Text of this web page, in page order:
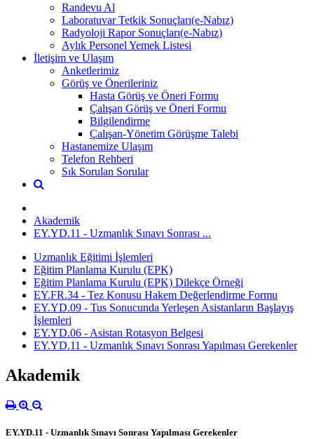
Randevu Al
Laboratuvar Tetkik Sonuçları(e-Nabız)
Radyoloji Rapor Sonuçları(e-Nabız)
Aylık Personel Yemek Listesi
İletişim ve Ulaşım
Anketlerimiz
Görüş ve Önerileriniz
Hasta Görüş ve Öneri Formu
Çalışan Görüş ve Öneri Formu
Bilgilendirme
Çalışan-Yönetim Görüşme Talebi
Hastanemize Ulaşım
Telefon Rehberi
Sık Sorulan Sorular
Akademik
EY.YD.11 - Uzmanlık Sınavı Sonrası ...
Uzmanlık Eğitimi İşlemleri
Eğitim Planlama Kurulu (EPK)
Eğitim Planlama Kurulu (EPK) Dilekçe Örneği
EY.FR.34 - Tez Konusu Hakem Değerlendirme Formu
EY.YD.09 - Tus Sonucunda Yerleşen Asistanların Başlayış
İşlemleri
EY.YD.06 - Asistan Rotasyon Belgesi
EY.YD.11 - Uzmanlık Sınavı Sonrası Yapılması Gerekenler
Akademik
EY.YD.11 - Uzmanlık Sınavı Sonrası Yapılması Gerekenler